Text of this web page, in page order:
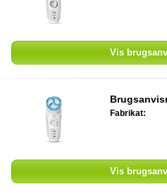
Vis
Fabrikat:
Vis